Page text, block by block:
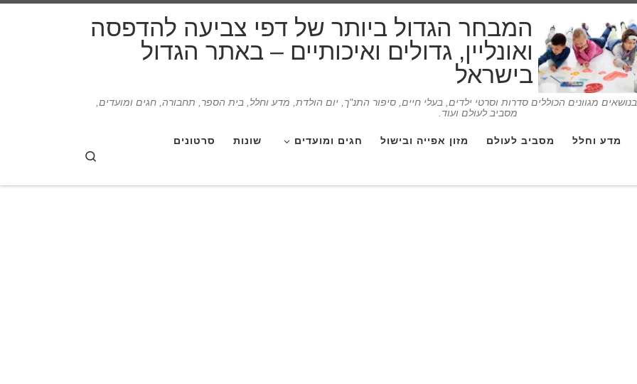
המבחר הגדול ביותר של דפי צביעה להדפסה
ואונליין, גדולים ואיכותיים – באתר הגדול
בישראל
מגוונים הכוללים סדרות וסרטי ילדים, בעלי חיים, סיפור התנ"ך, יום הולדת, מדע וחלל, בית הספר, תחבורה, חגים ומועדים,
מסביב לעולם ועוד.
מדע וחלל מסביב לעולם מזון אפייה ובישול חגים ומועדים שונות סרטונים